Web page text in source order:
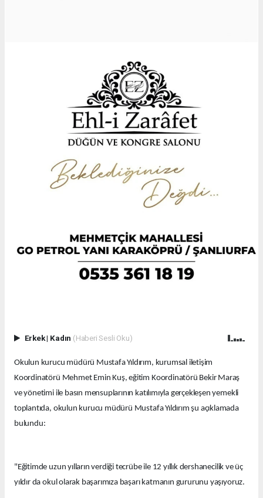
Erkek| Kadın (Haberi Sesli Oku)
Okulun kurucu müdürü Mustafa Yıldırım, kurumsal iletişim
Koordinatörü Mehmet Emin Kuş, eğitim Koordinatörü Bekir Maraş
ve yönetimi ile basın mensuplarının katılımıyla gerçekleşen yemekli
toplantıda, okulun kurucu müdürü Mustafa Yıldırım şu açıklamada
bulundu:
"Eğitimde uzun yılların verdiği tecrübe ile 12 yıllık dershanecilik ve üç
yıldır da okul olarak başarımıza başarı katmanın gururunu yaşıyoruz.